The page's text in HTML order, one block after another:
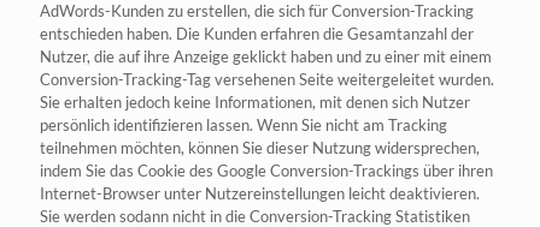
AdWords-Kunden zu erstellen, die sich für Conversion-Tracking
entschieden haben. Die Kunden erfahren die Gesamtanzahl der
Nutzer, die auf ihre Anzeige geklickt haben und zu einer mit einem
Conversion-Tracking-Tag versehenen Seite weitergeleitet wurden.
Sie erhalten jedoch keine Informationen, mit denen sich Nutzer
persönlich identifizieren lassen. Wenn Sie nicht am Tracking
teilnehmen möchten, können Sie dieser Nutzung widersprechen,
indem Sie das Cookie des Google Conversion-Trackings über ihren
Internet-Browser unter Nutzereinstellungen leicht deaktivieren.
Sie werden sodann nicht in die Conversion-Tracking Statistiken